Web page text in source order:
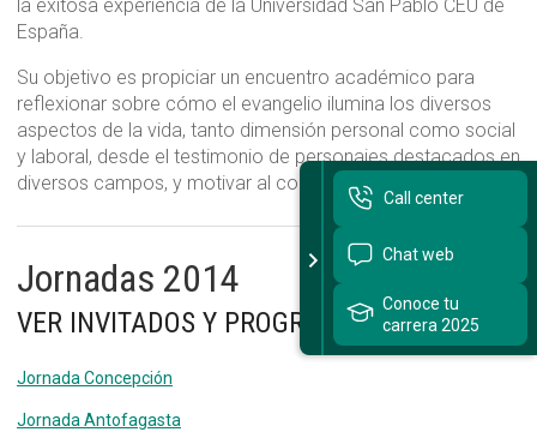
Sitios Santo Tomás
English Version
我们是谁
la exitosa experiencia de la Universidad San Pablo CEU de
España.
Su objetivo es propiciar un encuentro académico para
reflexionar sobre cómo el evangelio ilumina los diversos
aspectos de la vida, tanto dimensión personal como social
y laboral, desde el testimonio de personajes destacados en
diversos campos, y motivar al compromiso de fe.
Jornadas 2014
VER INVITADOS Y PROGRAMA DE:
Jornada Concepción
Jornada Antofagasta
Call center
Chat web
Conoce tu
carrera 2025